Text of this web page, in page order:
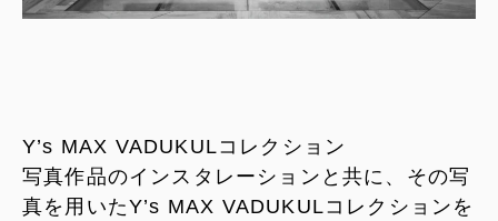
Y’s MAX VADUKULコレクション
写真作品のインスタレーションと共に、その写
真を用いたY’s MAX VADUKULコレクションを